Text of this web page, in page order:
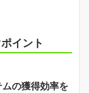
イント
の獲得効率を